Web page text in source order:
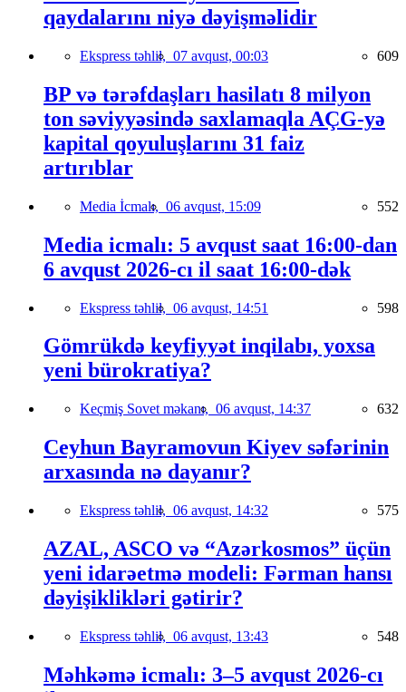
qaydalarını niyə dəyişməlidir
Ekspress təhlil, 07 avqust, 00:03 609
BP və tərəfdaşları hasilatı 8 milyon
ton səviyyəsində saxlamaqla AÇG-yə
kapital qoyuluşlarını 31 faiz
artırıblar
Media İcmalı, 06 avqust, 15:09 552
Media icmalı: 5 avqust saat 16:00-dan
6 avqust 2026-cı il saat 16:00-dək
Ekspress təhlil, 06 avqust, 14:51 598
Gömrükdə keyfiyyət inqilabı, yoxsa
yeni bürokratiya?
Keçmiş Sovet məkanı, 06 avqust, 14:37 632
Ceyhun Bayramovun Kiyev səfərinin
arxasında nə dayanır?
Ekspress təhlil, 06 avqust, 14:32 575
AZAL, ASCO və “Azərkosmos” üçün
yeni idarəetmə modeli: Fərman hansı
dəyişiklikləri gətirir?
Ekspress təhlil, 06 avqust, 13:43 548
Məhkəmə icmalı: 3–5 avqust 2026-cı